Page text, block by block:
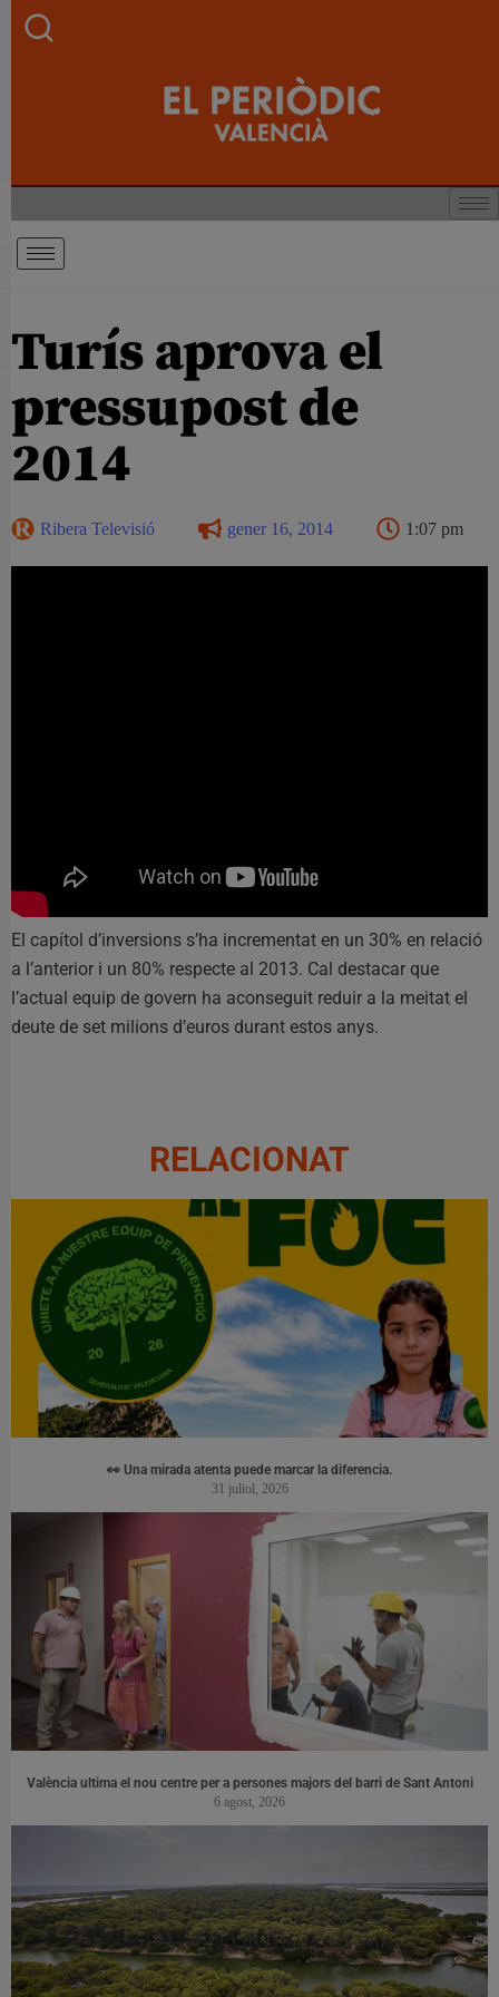
Turís aprova el
pressupost de
2014
Ribera Televisió gener 16, 2014 1:07 pm
El capítol d’inversions s’ha incrementat en un 30% en relació
a l’anterior i un 80% respecte al 2013. Cal destacar que
l’actual equip de govern ha aconseguit reduir a la meitat el
deute de set milions d’euros durant estos anys.
RELACIONAT
👀 Una mirada atenta puede marcar la diferencia.
31 juliol, 2026
València ultima el nou centre per a persones majors del barri de Sant Antoni
6 agost, 2026